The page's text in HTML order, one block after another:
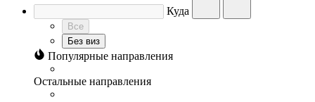
Куда
Все
Без виз
Популярные направления
Остальные направления